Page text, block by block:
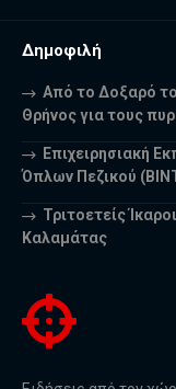
Δημοφιλή
Από το Δοξαρό
Θρήνος για τους
Επιχειρησιακή
Όπλων Πεζικού
Τριτοετείς
Καλαμάτας